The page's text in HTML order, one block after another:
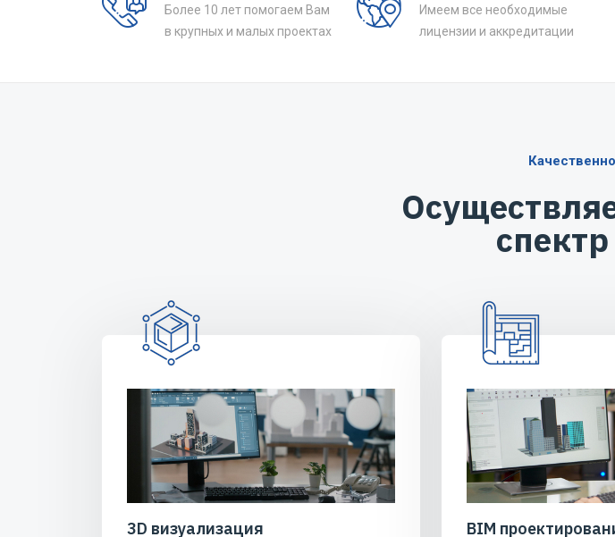
Более 10 лет помогаем Вам
в крупных и малых проектах
Имеем все необходимые
лицензии и аккредитации
3D визуализация BIM